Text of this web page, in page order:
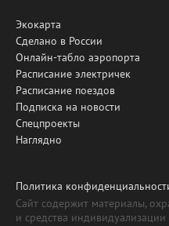
Экокарта
Сделано в России
Онлайн-табло аэропорта
Расписание электричек
Расписание поездов
Подписка на новости
Спецпроекты
Наглядно
Политика
Сайт содержит материалы,
и средства